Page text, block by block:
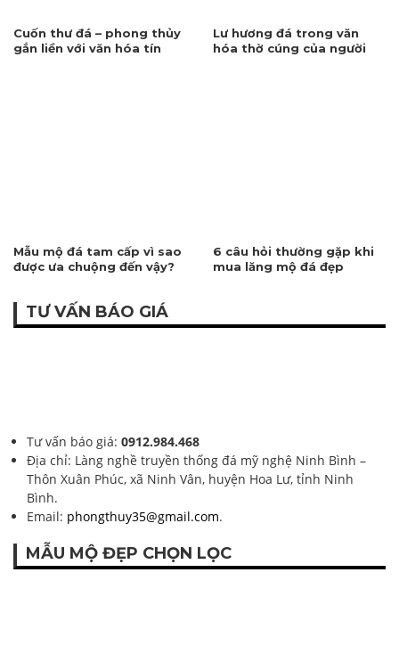
Cuốn thư đá – phong thủy
gắn liền với văn hóa tín
Lư hương đá trong văn
hóa thờ cúng của người
Mẫu mộ đá tam cấp vì sao
được ưa chuộng đến vậy?
6 câu hỏi thường gặp khi
mua lăng mộ đá đẹp
TƯ VẤN BÁO GIÁ
Tư vấn báo giá: 0912.984.468
Địa chỉ: Làng nghề truyền thống đá mỹ nghệ Ninh Bình –
Thôn Xuân Phúc, xã Ninh Vân, huyện Hoa Lư, tỉnh Ninh
Bình.
Email: phongthuy35@gmail.com.
MẪU MỘ ĐẸP CHỌN LỌC